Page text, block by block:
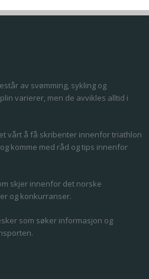
av svømming, sykling og
varierer, men de avvikles alltid i
vårt å få skribenter innenfor triathlon
komme med råd og tips innenfor
skjer innenfor det norske
og konkurranser.
som søker informasjon og